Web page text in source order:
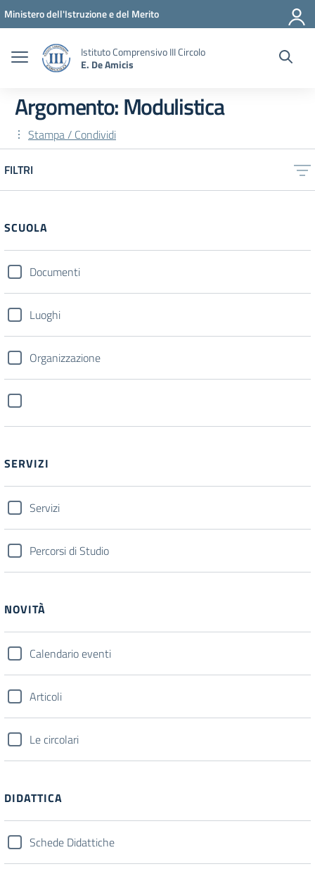
Vai ai contenuti
Vai al menu di navigazione
Vai al footer
Ministero dell'Istruzione e del Merito
Istituto Comprensivo III Circolo
E. De Amicis
Argomento: Modulistica
Stampa / Condividi
FILTRI
SCUOLA
Documenti
Luoghi
Organizzazione
SERVIZI
Servizi
Percorsi di Studio
NOVITÀ
Calendario eventi
Articoli
Le circolari
DIDATTICA
Schede Didattiche